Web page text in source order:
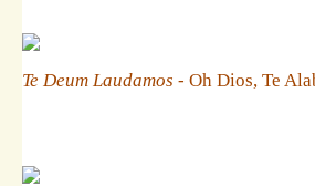
Te Deum Laudamos - Oh Dios, Te